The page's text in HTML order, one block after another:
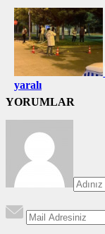
yaralı
YORUMLAR